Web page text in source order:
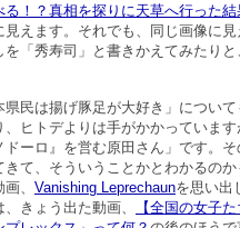
！？真相を探りに天草へ行った結
えます。それでも、同じ画像に
「秀寿司」と書きかえてみたり
県民は揚げ豚足が大好き」につい
ヒトデよりは手がかかっていま
ーロ』を営む原田さん」です。
て、そういうことかとわかるの
、 Vanishing Leprechaunを思い出
きょう出た動画、
【全国の女子